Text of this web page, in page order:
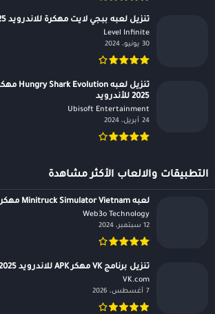
تنزيل لعبه ببجي لايت مهكرة للاندرويد APK 2025
Level Infinite‏
30 يونيو، 2024
2025 للأندرويد
Ubisoft Entertainment‏
24 أبريل، 2024
التطبيقات والالعاب الأكثر مشاهدة
لعبه Minitruck Simulator Vietnam مهكرة للاندرويد APK 2025
Web3o Technology‏
12 سبتمبر، 2024
تنزيل برنامج VK مهكر APK للاندرويد 2025 للاندرويد
VK.com‏
7 أغسطس، 2026